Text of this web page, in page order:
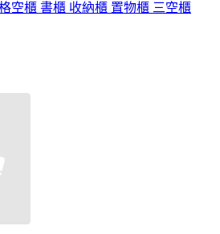
空櫃 書櫃 收納櫃 置物櫃 三空櫃